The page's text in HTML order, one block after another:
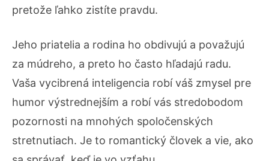
pretože ľahko zistíte pravdu.
Jeho priatelia a rodina ho obdivujú a považujú
za múdreho, a preto ho často hľadajú radu.
Vaša vycibrená inteligencia robí váš zmysel pre
humor výstrednejším a robí vás stredobodom
pozornosti na mnohých spoločenských
stretnutiach. Je to romantický človek a vie, ako